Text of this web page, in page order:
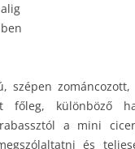
szépen
főleg, különböző
a mini
és